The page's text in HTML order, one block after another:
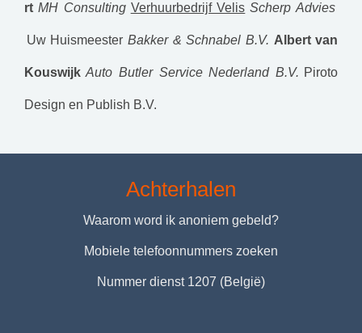
rt MH Consulting Verhuurbedrijf Velis Scherp Advies
Uw Huismeester Bakker & Schnabel B.V. Albert van
Kouswijk Auto Butler Service Nederland B.V. Piroto
Design en Publish B.V.
Achterhalen
Waarom word ik anoniem gebeld?
Mobiele telefoonnummers zoeken
Nummer dienst 1207 (België)